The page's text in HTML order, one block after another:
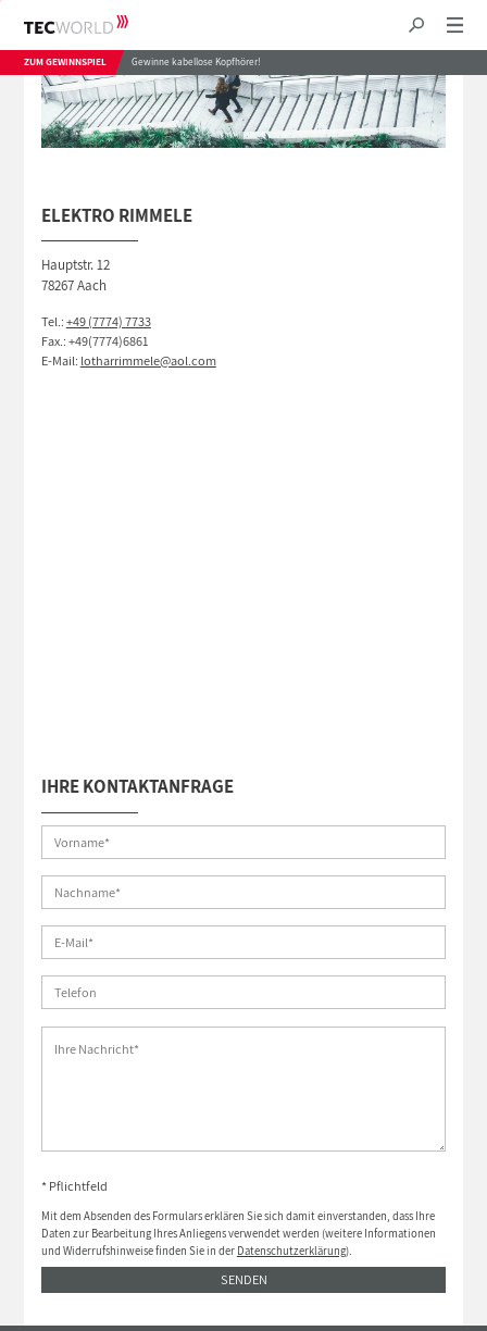
ZUM GEWINNSPIEL Gewinne kabellose Kopfhörer!
ELEKTRO RIMMELE
Hauptstr. 12
78267 Aach
Tel.:+49 (7774) 7733
Fax.: +49(7774)6861
E-Mail: lotharrimmele@aol.com
IHRE KONTAKTANFRAGE
* Pflichtfeld
Mit dem Absenden des Formulars erklären Sie sich damit einverstanden, dass Ihre
Daten zur Bearbeitung Ihres Anliegens verwendet werden (weitere Informationen
und Widerrufshinweise finden Sie in der Datenschutzerklärung).
SENDEN